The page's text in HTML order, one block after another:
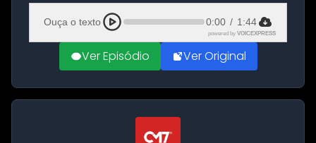
embarcação atracada no porto da cidade. O
materia...
Ouça o texto 0:00 / 1:44
powered by VOICEXPRESS
Ver Episódio Ver Original